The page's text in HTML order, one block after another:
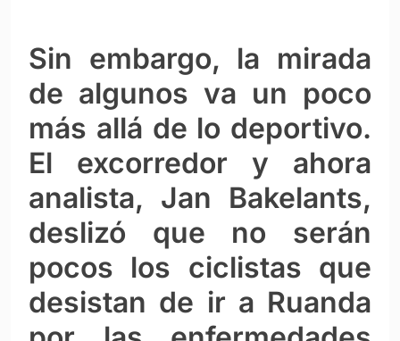
Sin embargo, la mirada
de algunos va un poco
más allá de lo deportivo.
El excorredor y ahora
analista, Jan Bakelants,
deslizó que no serán
pocos los ciclistas que
desistan de ir a Ruanda